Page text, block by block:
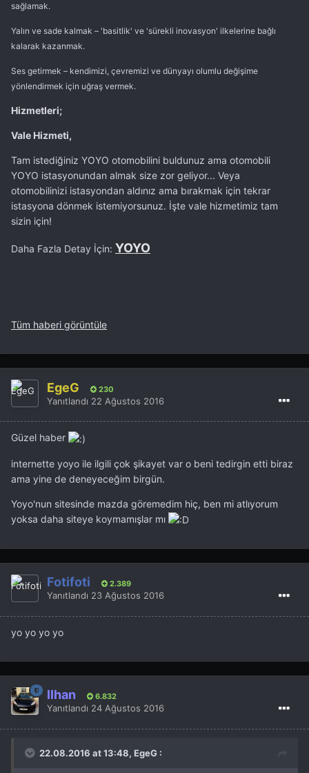
sağlamak.
Yalın ve sade kalmak – 'basitlik' ve 'sürekli inovasyon' ilkelerine bağlı
kalarak kazanmak.
Ses getirmek – kendimizi, çevremizi ve dünyayı olumlu değişime
yönlendirmek için uğraş vermek.
Hizmetleri;
Vale Hizmeti,
Tam istediğiniz YOYO otomobilini buldunuz ama otomobili
YOYO istasyonundan almak size zor geliyor... Veya
otomobilinizi istasyondan aldınız ama bırakmak için tekrar
istasyona dönmek istemiyorsunuz. İşte vale hizmetimiz tam
sizin için!
Daha Fazla Detay İçin: YOYO
Tüm haberi görüntüle
EgeG 230
Yanıtlandı 22 Ağustos 2016
Güzel haber
internette yoyo ile ilgili çok şikayet var o beni tedirgin etti biraz
ama yine de deneyeceğim birgün.
Yoyo'nun sitesinde mazda göremedim hiç, ben mi atlıyorum
yoksa daha siteye koymamışlar mı
Fotifoti 2.389
Yanıtlandı 23 Ağustos 2016
yo yo yo yo
İlhan 6.832
Yanıtlandı 24 Ağustos 2016
22.08.2016 at 13:48, EgeG :